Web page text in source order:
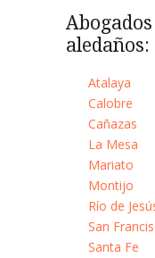
aledaños:
Atalaya
Calobre
Cañazas
La Mesa
Mariato
Montijo
Río de
San
Santa Fe